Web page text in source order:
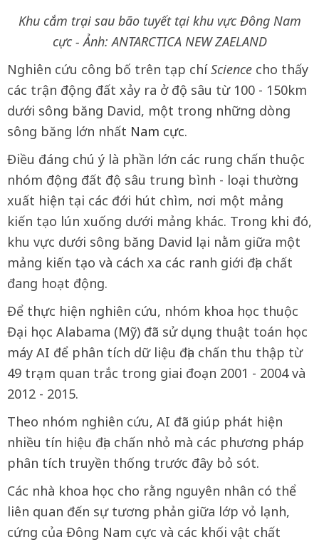
Khu cắm trại sau bão tuyết tại khu vực Đông Nam
cực - Ảnh: ANTARCTICA NEW ZAELAND
Nghiên cứu công bố trên tạp chíScience cho thấy
các trận động đất xảy ra ở độ sâu từ 100 - 150km
dưới sông băng David, một trong những dòng
sông băng lớn nhất Nam cực.
Điều đáng chú ý là phần lớn các rung chấn thuộc
nhóm động đất độ sâu trung bình - loại thường
xuất hiện tại các đới hút chìm, nơi một mảng
kiến tạo lún xuống dưới mảng khác. Trong khi đó,
khu vực dưới sông băng David lại nằm giữa một
mảng kiến tạo và cách xa các ranh giới địa chất
đang hoạt động.
Để thực hiện nghiên cứu, nhóm khoa học thuộc
Đại học Alabama (Mỹ) đã sử dụng thuật toán học
máy AI để phân tích dữ liệu địa chấn thu thập từ
49 trạm quan trắc trong giai đoạn 2001 - 2004 và
2012 - 2015.
Theo nhóm nghiên cứu, AI đã giúp phát hiện
nhiều tín hiệu địa chấn nhỏ mà các phương pháp
phân tích truyền thống trước đây bỏ sót.
Các nhà khoa học cho rằng nguyên nhân có thể
liên quan đến sự tương phản giữa lớp vỏ lạnh,
cứng của Đông Nam cực và các khối vật chất